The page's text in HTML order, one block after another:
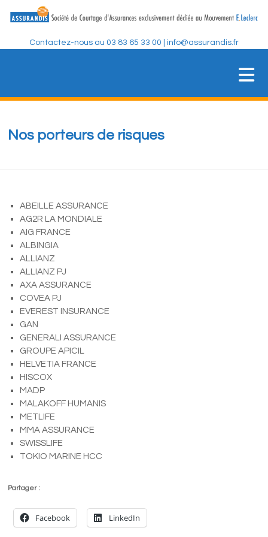
Contactez-nous au 03 83 65 33 00 | info@assurandis.fr
Nos porteurs de risques
ABEILLE ASSURANCE
AG2R LA MONDIALE
AIG FRANCE
ALBINGIA
ALLIANZ
ALLIANZ PJ
AXA ASSURANCE
COVEA PJ
EVEREST INSURANCE
GAN
GENERALI ASSURANCE
GROUPE APICIL
HELVETIA FRANCE
HISCOX
MADP
MALAKOFF HUMANIS
METLIFE
MMA ASSURANCE
SWISSLIFE
TOKIO MARINE HCC
Partager :
Facebook LinkedIn